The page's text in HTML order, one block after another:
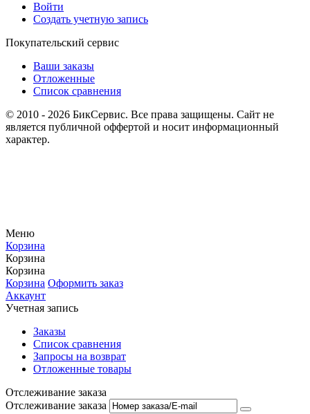
Войти
Создать учетную запись
Покупательский сервис
Ваши заказы
Отложенные
Список сравнения
© 2010 - 2026 БикСервис. Все права защищены. Сайт не
является публичной оффертой и носит информационный
характер.
Меню
Корзина
Корзина
Корзина
Корзина Оформить заказ
Аккаунт
Учетная запись
Заказы
Список сравнения
Запросы на возврат
Отложенные товары
Отслеживание заказа
Отслеживание заказа